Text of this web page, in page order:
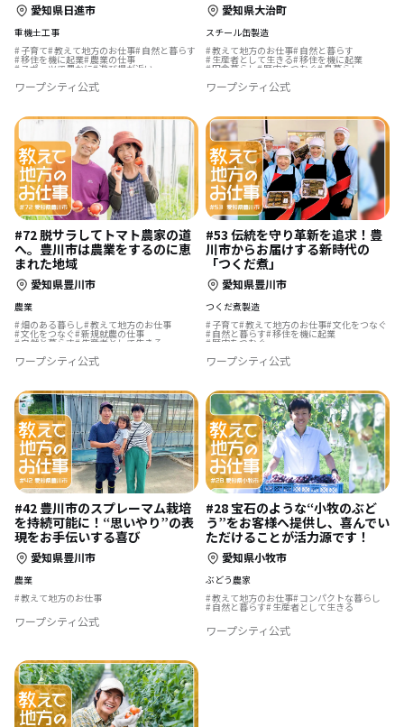
愛知県日進市
重機土工事
子育て 教えて地方のお仕事 自然と暮らす
移住を機に起業 農業の仕事
スポーツで豊かに 遊び場が近い
ワープシティ公式
愛知県大治町
スチール缶製造
教えて地方のお仕事 自然と暮らす
生産者として生きる 移住を機に起業
田舎暮らし 歴史をつむぐ 島暮らし
ワープシティ公式
#72 脱サラしてトマト農家の道
へ。豊川市は農業をするのに恵
まれた地域
愛知県豊川市
農業
畑のある暮らし 教えて地方のお仕事
文化をつなぐ 新規就農の仕事
自然と暮らす 生産者として生きる
ワープシティ公式
#53 伝統を守り革新を追求！豊
川市からお届けする新時代の
「つくだ煮」
愛知県豊川市
つくだ煮製造
子育て 教えて地方のお仕事 文化をつなぐ
自然と暮らす 移住を機に起業
歴史をつむぐ
ワープシティ公式
#42 豊川市のスプレーマム栽培
を持続可能に！“思いやり”の表
現をお手伝いする喜び
愛知県豊川市
農業
教えて地方のお仕事
ワープシティ公式
#28 宝石のような“小牧のぶど
う”をお客様へ提供し、喜んでい
ただけることが活力源です！
愛知県小牧市
ぶどう農家
教えて地方のお仕事 コンパクトな暮らし
自然と暮らす 生産者として生きる
ワープシティ公式